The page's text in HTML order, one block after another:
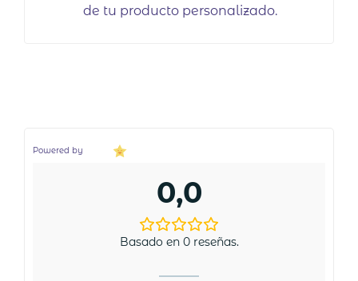
de tu producto personalizado.
Powered by
0,0
Basado en 0 reseñas.